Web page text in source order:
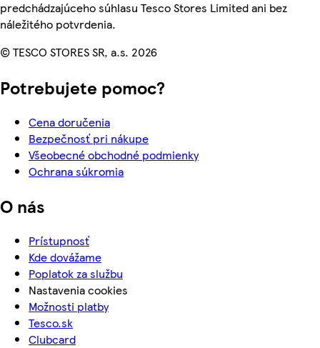
predchádzajúceho súhlasu Tesco Stores Limited ani bez
náležitého potvrdenia.
© TESCO STORES SR, a.s. 2026
Potrebujete pomoc?
Cena doručenia
Bezpečnosť pri nákupe
Všeobecné obchodné podmienky
Ochrana súkromia
O nás
Prístupnosť
Kde dovážame
Poplatok za službu
Nastavenia cookies
Možnosti platby
Tesco.sk
Clubcard